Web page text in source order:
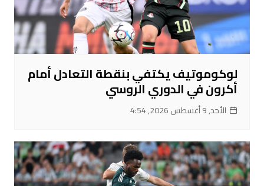
لوكوموتيف يكتفي بنقطة التعادل أمام
أكرون في الدوري الروسي
الأحد, 9 أغسطس 2026, 4:54